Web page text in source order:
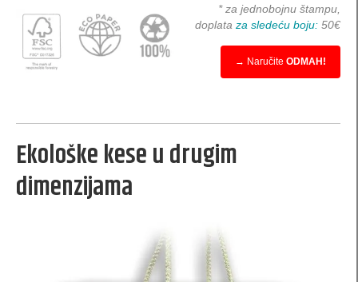
Bombonjera kutije
Kutije za postere i plakate
papirne čaše
* za jednobojnu štampu,
doplata za sledeću boju: 50€
→ Naručite ODMAH!
Ekološke kese u drugim
dimenzijama